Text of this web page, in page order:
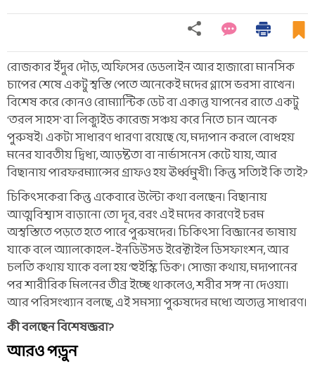
রোজকার ইঁদুর দৌড়, অফিসের ডেডলাইন আর হাজারো মানসিক
চাপের শেষে একটু স্বস্তি পেতে অনেকেই মদের গ্লাসে ভরসা রাখেন।
বিশেষ করে কোনও রোম্যান্টিক ডেট বা একান্ত যাপনের রাতে একটু
'তরল সাহস' বা লিক্যুইড কারেজ সঞ্চয় করে নিতে চান অনেক
পুরুষই। একটা সাধারণ ধারণা রয়েছে যে, মদ্যপান করলে বোধহয়
মনের যাবতীয় দ্বিধা, আড়ষ্টতা বা নার্ভাসনেস কেটে যায়, আর
বিছানায় পারফরম্যান্সের গ্রাফও হয় ঊর্ধ্বমুখী। কিন্তু সত্যিই কি তাই?
চিকিৎসকেরা কিন্তু একেবারে উল্টো কথা বলছেন। বিছানায়
আত্মবিশ্বাস বাড়ানো তো দূর, বরং এই মদের কারণেই চরম
অস্বস্তিতে পড়তে হতে পারে পুরুষদের। চিকিৎসা বিজ্ঞানের ভাষায়
যাকে বলে অ্যালকোহল-ইনডিউসড ইরেক্টাইল ডিসফাংশন, আর
চলতি কথায় যাকে বলা হয় ‘হুইস্কি ডিক’। সোজা কথায়, মদ্যপানের
পর শারীরিক মিলনের তীব্র ইচ্ছে থাকলেও, শরীর সঙ্গ না দেওয়া।
আর পরিসংখ্যান বলছে, এই সমস্যা পুরুষদের মধ্যে অত্যন্ত সাধারণ।
কী বলছেন বিশেষজ্ঞরা?
আরও পড়ুন